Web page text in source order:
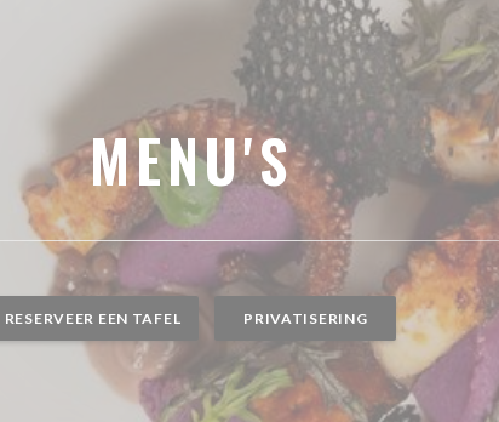
MENU'S
RESERVEER EEN TAFEL PRIVATISERING